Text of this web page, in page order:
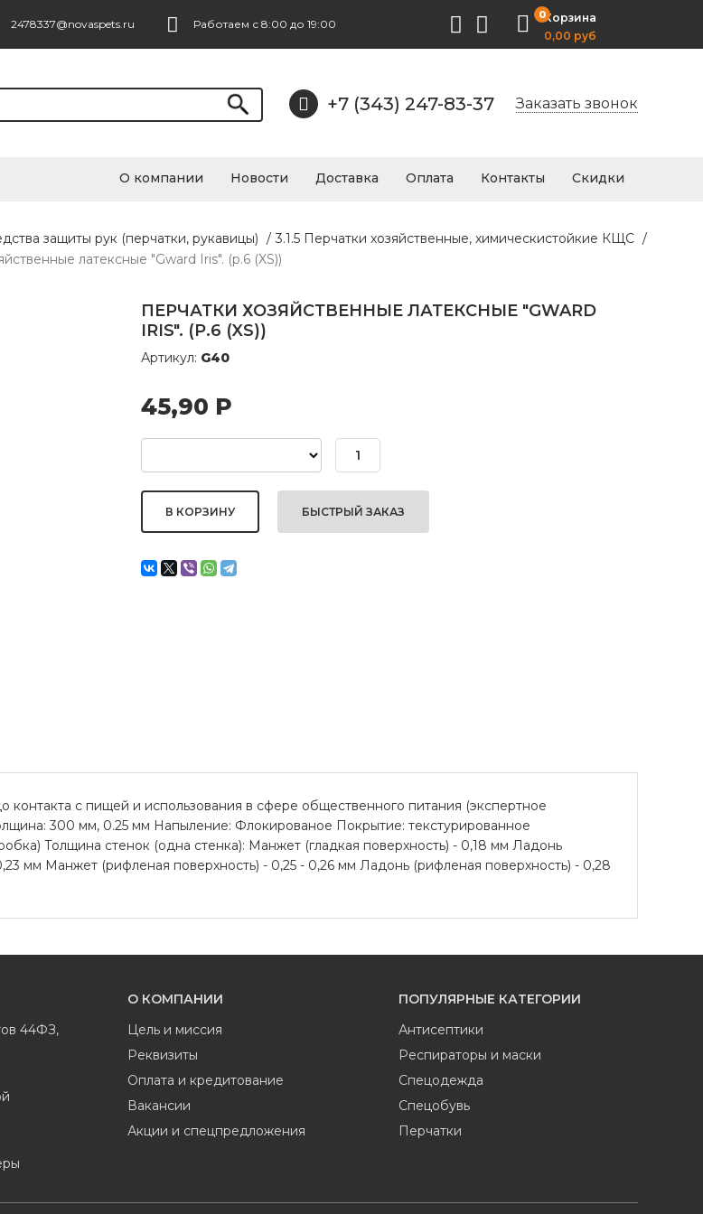
2478337@novaspets.ru Работаем с 8:00 до 19:00
0Корзина
0,00 руб
+7 (343) 247-83-37 Заказать звонок
О компании Новости Доставка Оплата Контакты Скидки
защиты рук (перчатки, рукавицы) / 3.1.5 Перчатки хозяйственные, химическистойкие КЩС /
латексные "Gward Iris". (р.6 (XS))
ПЕРЧАТКИ ХОЗЯЙСТВЕННЫЕ ЛАТЕКСНЫЕ "GWARD
IRIS". (Р.6 (XS))
Артикул: G40
45,90 Р
БЫСТРЫЙ ЗАКАЗ
с пищей и использования в сфере общественного питания (экспертное
300 мм, 0.25 мм Напыление: Флокированое Покрытие: текстурированное
Толщина стенок (одна стенка): Манжет (гладкая поверхность) - 0,18 мм Ладонь
мм Манжет (рифленая поверхность) - 0,25 - 0,26 мм Ладонь (рифленая поверхность) - 0,28
44ФЗ,
О КОМПАНИИ
Цель и миссия
Реквизиты
Оплата и кредитование
Вакансии
Акции и спецпредложения
ПОПУЛЯРНЫЕ КАТЕГОРИИ
Антисептики
Респираторы и маски
Спецодежда
Спецобувь
Перчатки